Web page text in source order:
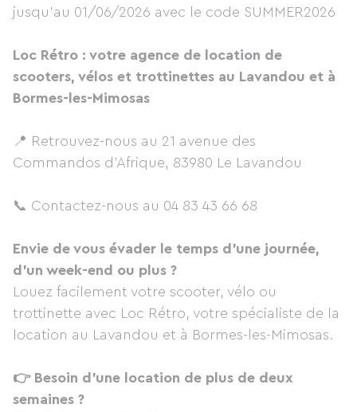
jusqu'au 01/06/2026 avec le code SUMMER2026
Loc Rétro : votre agence de location de
scooters, vélos et trottinettes au Lavandou et à
Bormes-les-Mimosas
📍 Retrouvez-nous au 21 avenue des
Commandos d'Afrique, 83980 Le Lavandou
📞 Contactez-nous au 04 83 43 66 68
Envie de vous évader le temps d'une journée,
d'un week-end ou plus ?
Louez facilement votre scooter, vélo ou
trottinette avec Loc Rétro, votre spécialiste de la
location au Lavandou et à Bormes-les-Mimosas.
👉 Besoin d'une location de plus de deux
semaines ?